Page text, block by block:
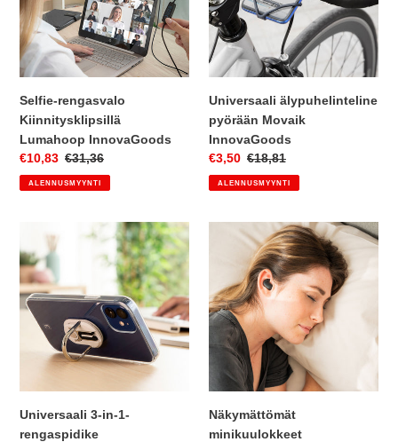
Selfie-rengasvalo
Kiinnitysklipsillä
Lumahoop InnovaGoods
Myyntihinta
€10,83 Normaalihinta
€31,36
ALENNUSMYYNTI
Universaali älypuhelinteline
pyörään Movaik
InnovaGoods
Myyntihinta
€3,50 Normaalihinta
€18,81
ALENNUSMYYNTI
3-
in-
1-
rengaspidike
älypuhelimeen
Smarloop
InnovaGoods
Universaali 3-in-1-
rengaspidike
Näkymättömät
minikuulokkeet
nukkumiseen
Sonighty
InnovaGoods
Näkymättömät
minikuulokkeet